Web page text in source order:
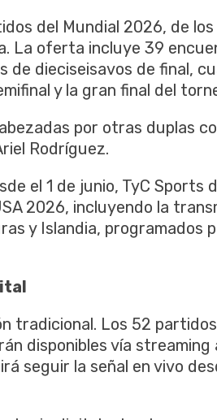
del Mundial 2026, de
La oferta incluye 39
de dieciseisavos de final,
y la gran final del
por otras duplas
Rodríguez.
el 1 de junio, TyC Sports
2026, incluyendo la
y Islandia, programados
tradicional. Los 52
disponibles vía streaming
seguir la señal en vivo